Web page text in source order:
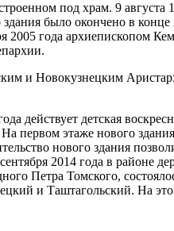
под храм. 9
было окончено в
2005 года
и Новокузнецким
действует детская
первом этаже нового
нового здания
2014 года в районе
Петра Томского,
и Таштагольский. На